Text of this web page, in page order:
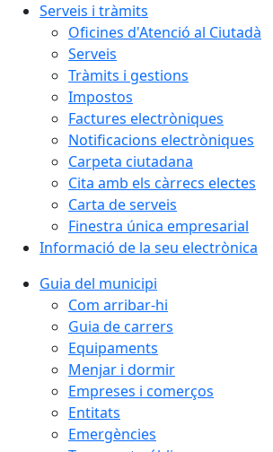
Serveis i tràmits
Oficines d'Atenció al Ciutadà
Serveis
Tràmits i gestions
Impostos
Factures electròniques
Notificacions electròniques
Carpeta ciutadana
Cita amb els càrrecs electes
Carta de serveis
Finestra única empresarial
Informació de la seu electrònica
Guia del municipi
Com arribar-hi
Guia de carrers
Equipaments
Menjar i dormir
Empreses i comerços
Entitats
Emergències